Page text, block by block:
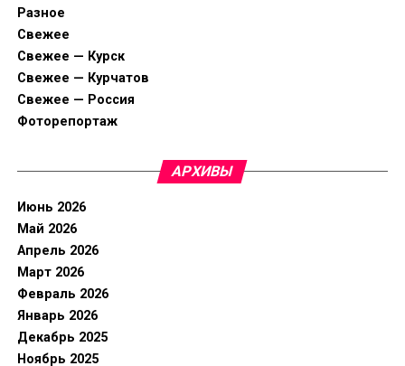
Разное
Свежее
Свежее — Курск
Свежее — Курчатов
Свежее — Россия
Фоторепортаж
АРХИВЫ
Июнь 2026
Май 2026
Апрель 2026
Март 2026
Февраль 2026
Январь 2026
Декабрь 2025
Ноябрь 2025